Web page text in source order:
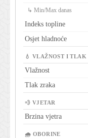
↳ Min/Max danas
Indeks topline
Osjet hladnoće
💧 VLAŽNOST I TLAK
Vlažnost
Tlak zraka
💨 VJETAR
Brzina vjetra
🌧 OBORINE